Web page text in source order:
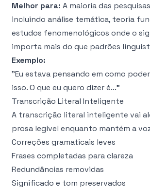
Melhor para: A maioria das
incluindo análise temática, teoria
estudos fenomenológicos onde o
importa mais do que padrões
Exemplo:
"Eu estava pensando em como
isso. O que eu quero dizer é..."
Transcrição Literal Inteligente
A transcrição literal inteligente vai
prosa legível enquanto mantém a
Correções gramaticais leves
Frases completadas para clareza
Redundâncias removidas
Significado e tom preservados